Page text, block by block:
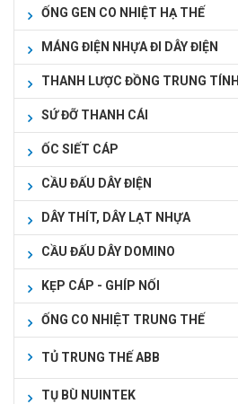
ỐNG GEN CO NHIỆT HẠ THẾ
MÁNG ĐIỆN NHỰA ĐI DÂY ĐIỆN
THANH LƯỢC ĐỒNG TRUNG TÍNH
SỨ ĐỠ THANH CÁI
ỐC SIẾT CÁP
CẦU ĐẤU DÂY ĐIỆN
DÂY THÍT, DÂY LẠT NHỰA
CẦU ĐẤU DÂY DOMINO
KẸP CÁP - GHÍP NỐI
ỐNG CO NHIỆT TRUNG THẾ
TỦ TRUNG THẾ ABB
TỤ BÙ NUINTEK